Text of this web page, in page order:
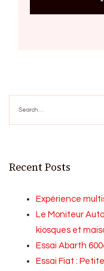
for:
Recent Posts
Expérience
Le Moniteur
kiosques et
Essai Abarth
Essai Fiat :